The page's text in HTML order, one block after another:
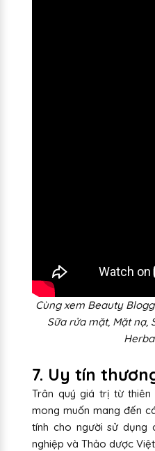
Cùng xem Beauty
Sữa rửa mặt, Mặt nạ,
7. Uy tín
Trân quý giá trị từ thiên
mong muốn mang đến
tính cho người sử dụng
nghiệp và Thảo dược Việt